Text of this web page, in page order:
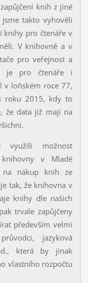
knih z jiné
takto vyhověli
knihy pro čtenáře v
V knihovně a v
pro veřejnost a
je pro čtenáře i
v loňském roce 77,
roku 2015, kdy to
že data již mají na
možnost
v Mladé
na nákup knih ze
tak, že knihovna v
knihy dle našich
trvale zapůjčeny
především velmi
jazyková
která by jinak
vlastního rozpočtu